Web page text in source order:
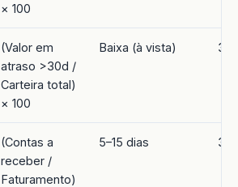
× 100
(Valor em
atraso >30d /
Carteira total)
× 100
Baixa (à vista)
(Contas a
receber /
Faturamento)
5–15 dias